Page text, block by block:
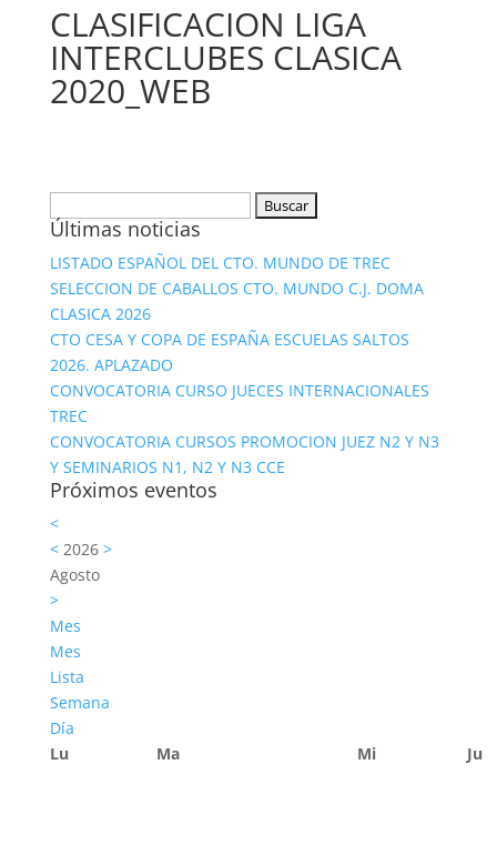
CLASIFICACION LIGA
INTERCLUBES CLASICA
2020_WEB
Últimas noticias
LISTADO ESPAÑOL DEL CTO. MUNDO DE TREC
SELECCION DE CABALLOS CTO. MUNDO C.J. DOMA
CLASICA 2026
CTO CESA Y COPA DE ESPAÑA ESCUELAS SALTOS
2026. APLAZADO
CONVOCATORIA CURSO JUECES INTERNACIONALES
TREC
CONVOCATORIA CURSOS PROMOCION JUEZ N2 Y N3
Y SEMINARIOS N1, N2 Y N3 CCE
Próximos eventos
<
<2026 >
Agosto
>
Mes
Mes
Lista
Semana
Día
Lu
Ma Mi Ju